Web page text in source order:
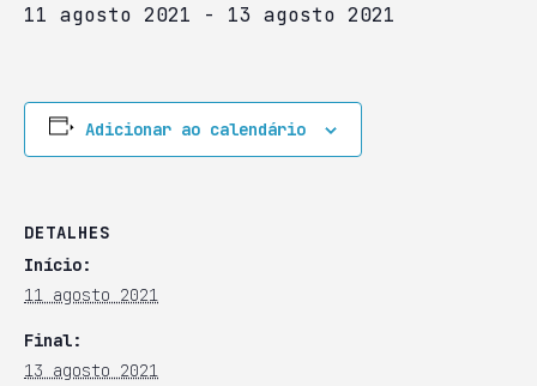
11 agosto 2021 - 13 agosto 2021
Adicionar ao calendário
DETALHES
Início:
11 agosto 2021
Final:
13 agosto 2021